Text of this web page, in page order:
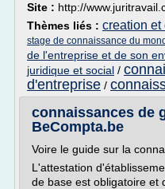
Site : http://
Thèmes liés : creation et
stage de connaissance du
de l'entreprise et de son
juridique et social /
d'entreprise /
connaissances de
BeCompta.be
Voire le guide sur la
L'attestation
de base est obligatoire et